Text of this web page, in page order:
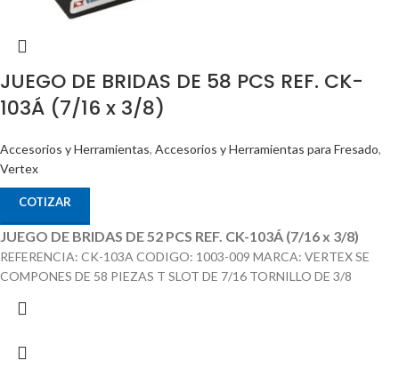
JUEGO DE BRIDAS DE 58 PCS REF. CK-
103Á (7/16 x 3/8)
Accesorios y Herramientas, Accesorios y Herramientas para Fresado,
Vertex
COTIZAR
JUEGO DE BRIDAS DE 52 PCS REF. CK-103Á (7/16 x 3/8)
REFERENCIA: CK-103A CODIGO: 1003-009 MARCA: VERTEX SE
COMPONES DE 58 PIEZAS T SLOT DE 7/16 TORNILLO DE 3/8